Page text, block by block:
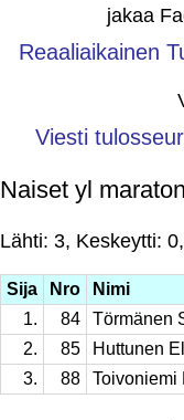
jakaa
Reaaliaikainen
Viesti
Naiset yl maraton
Lähti: 3, Keskeytti:
Sija Nro Nimi
1.
84 Törmänen
2.
85 Huttunen
3.
88 Toivoniemi